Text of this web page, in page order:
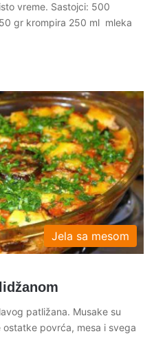
vreme. Sastojci: 500
gr krompira 250 ml mleka
Jela sa mesom
patližana. Musake su
povrća, mesa i svega